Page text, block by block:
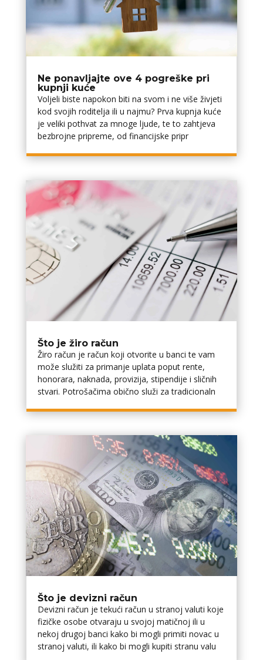
Ne ponavljajte ove 4 pogreške pri
kupnji kuće
Voljeli biste napokon biti na svom i ne više živjeti
kod svojih roditelja ili u najmu? Prva kupnja kuće
je veliki pothvat za mnoge ljude, te to zahtjeva
bezbrojne pripreme, od financijske pripr
Što je žiro račun
Žiro račun je račun koji otvorite u banci te vam
može služiti za primanje uplata poput rente,
honorara, naknada, provizija, stipendije i sličnih
stvari. Potrošačima obično služi za tradicionaln
Što je devizni račun
Devizni račun je tekući račun u stranoj valuti koje
fizičke osobe otvaraju u svojoj matičnoj ili u
nekoj drugoj banci kako bi mogli primiti novac u
stranoj valuti, ili kako bi mogli kupiti stranu valu